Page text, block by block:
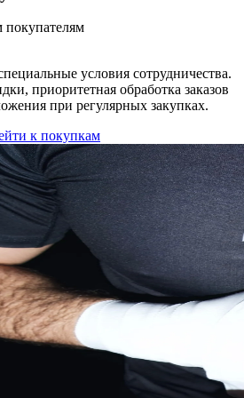
условия сотрудничества.
приоритетная обработка заказов
при регулярных закупках.
к покупкам